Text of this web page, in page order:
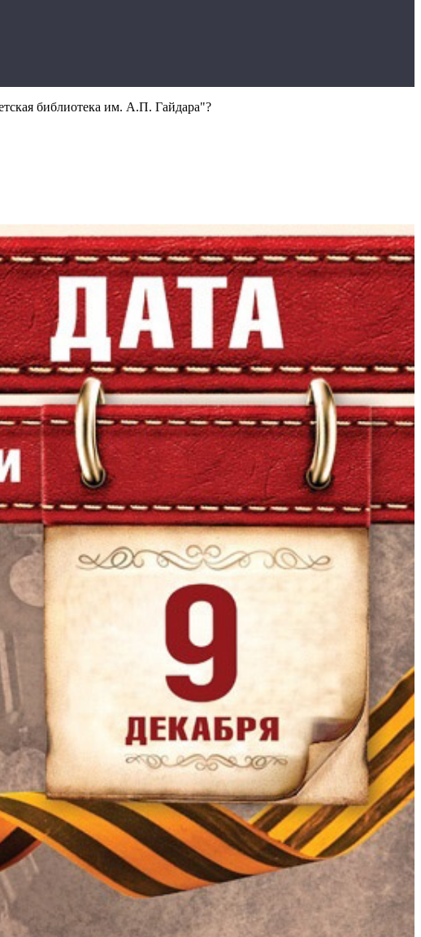
библиотека им. А.П. Гайдара"?